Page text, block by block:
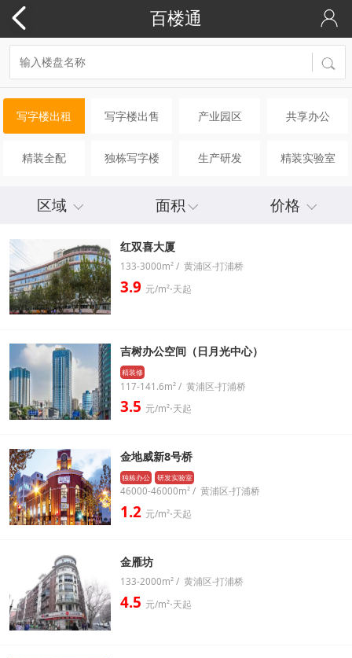
百楼通
写字楼出租 写字楼出售 产业园区 共享办公
精装全配 独栋写字楼 生产研发 精装实验室
区域 面积 价格
红双喜大厦
133-3000m² / 黄浦区-打浦桥
3.9 元/m²⋅天起
吉树办公空间（日月光中心）
精装修
117-141.6m² / 黄浦区-打浦桥
3.5 元/m²⋅天起
金地威新8号桥
独栋办公 研发实验室
46000-46000m² / 黄浦区-打浦桥
1.2 元/m²⋅天起
金雁坊
133-2000m² / 黄浦区-打浦桥
4.5 元/m²⋅天起